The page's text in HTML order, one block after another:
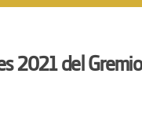
2021 del